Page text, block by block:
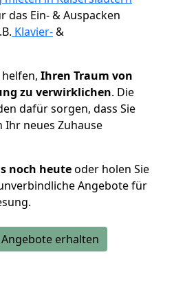
das Ein- & Auspacken
Klavier-&
helfen, Ihren Traum von
zu verwirklichen. Die
dafür sorgen, dass Sie
Ihr neues Zuhause
noch heuteoder holen Sie
Angebote für
erhalten